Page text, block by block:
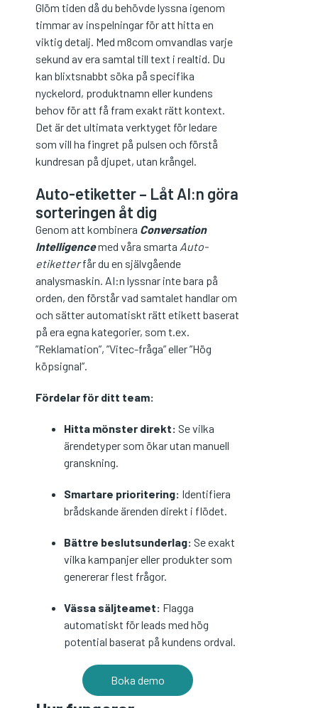
Glöm tiden då du behövde lyssna igenom
timmar av inspelningar för att hitta en
viktig detalj. Med m8com omvandlas varje
sekund av era samtal till text i realtid. Du
kan blixtsnabbt söka på specifika
nyckelord, produktnamn eller kundens
behov för att få fram exakt rätt kontext.
Det är det ultimata verktyget för ledare
som vill ha fingret på pulsen och förstå
kundresan på djupet, utan krångel.
Auto-etiketter – Låt AI:n göra
sorteringen åt dig
Genom att kombinera Conversation
Intelligencemed våra smarta Auto-
etiketterfår du en självgående
analysmaskin. AI:n lyssnar inte bara på
orden, den förstår vad samtalet handlar om
och sätter automatiskt rätt etikett baserat
på era egna kategorier, som t.ex.
”Reklamation”, ”Vitec-fråga” eller ”Hög
köpsignal”.
Fördelar för ditt team:
Hitta mönster direkt: Se vilka
ärendetyper som ökar utan manuell
granskning.
Smartare prioritering: Identifiera
brådskande ärenden direkt i flödet.
Bättre beslutsunderlag: Se exakt
vilka kampanjer eller produkter som
genererar flest frågor.
Vässa säljteamet: Flagga
automatiskt för leads med hög
potential baserat på kundens ordval.
Boka demo